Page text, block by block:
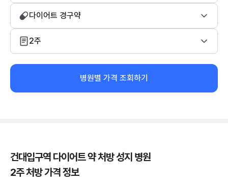
다이어트 경구약
2주
병원별 가격 조회하기
건대입구역 다이어트 약 처방 성지 병원
2주 처방 가격 정보